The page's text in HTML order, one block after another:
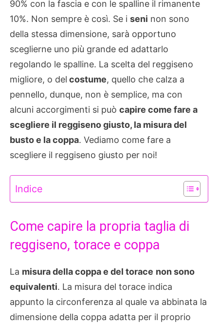
90% con la fascia e con le spalline il rimanente
10%. Non sempre è così. Se i seni non sono
della stessa dimensione, sarà opportuno
sceglierne uno più grande ed adattarlo
regolando le spalline. La scelta del reggiseno
migliore, o del costume, quello che calza a
pennello, dunque, non è semplice, ma con
alcuni accorgimenti si può capire come fare a
scegliere il reggiseno giusto, la misura del
busto e la coppa. Vediamo come fare a
scegliere il reggiseno giusto per noi!
Indice
Come capire la propria taglia di
reggiseno, torace e coppa
La misura della coppa e del torace non sono
equivalenti. La misura del torace indica
appunto la circonferenza al quale va abbinata la
dimensione della coppa adatta per il proprio